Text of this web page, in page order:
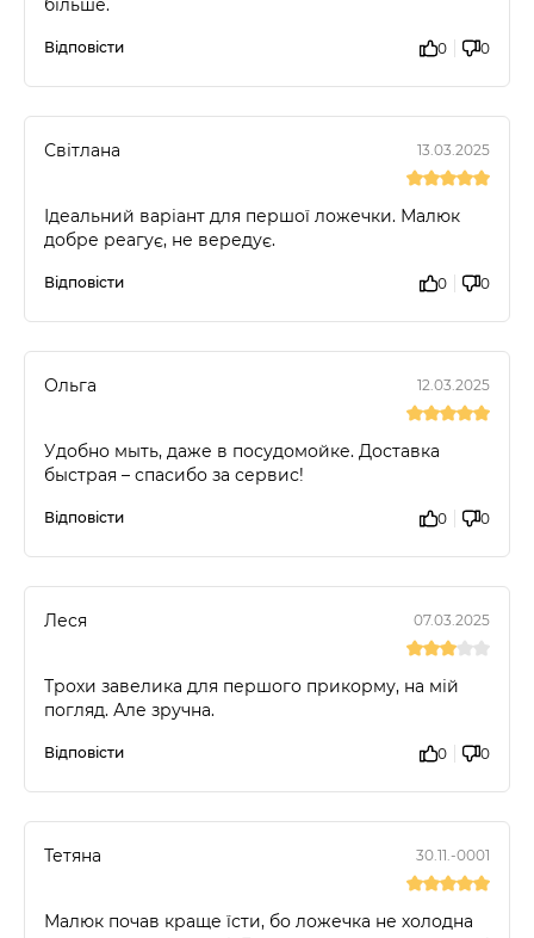
Відповісти 0 0
Світлана 13.03.2025
Ідеальний варіант для першої ложечки. Малюк
добре реагує, не вередує.
Відповісти 0 0
Ольга 12.03.2025
Удобно мыть, даже в посудомойке. Доставка
быстрая – спасибо за сервис!
Відповісти 0 0
Леся 07.03.2025
Трохи завелика для першого прикорму, на мій
погляд. Але зручна.
Відповісти 0 0
Тетяна 30.11.-0001
Малюк почав краще їсти, бо ложечка не холодна